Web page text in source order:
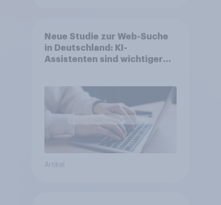
Neue Studie zur Web-Suche
in Deutschland: KI-
Assistenten sind wichtiger
Artikel